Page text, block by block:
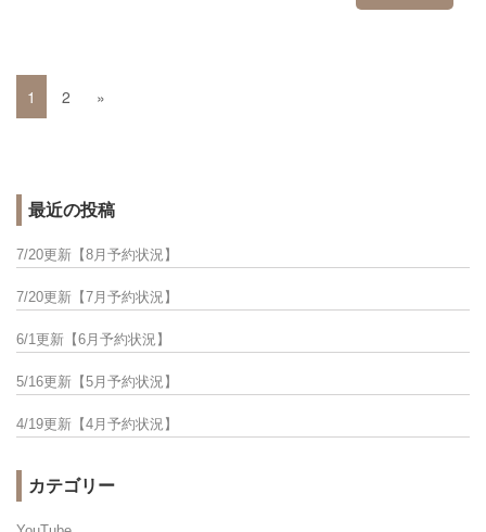
1 2 »
最近の投稿
7/20更新【8月予約状況】
7/20更新【7月予約状況】
6/1更新【6月予約状況】
5/16更新【5月予約状況】
4/19更新【4月予約状況】
カテゴリー